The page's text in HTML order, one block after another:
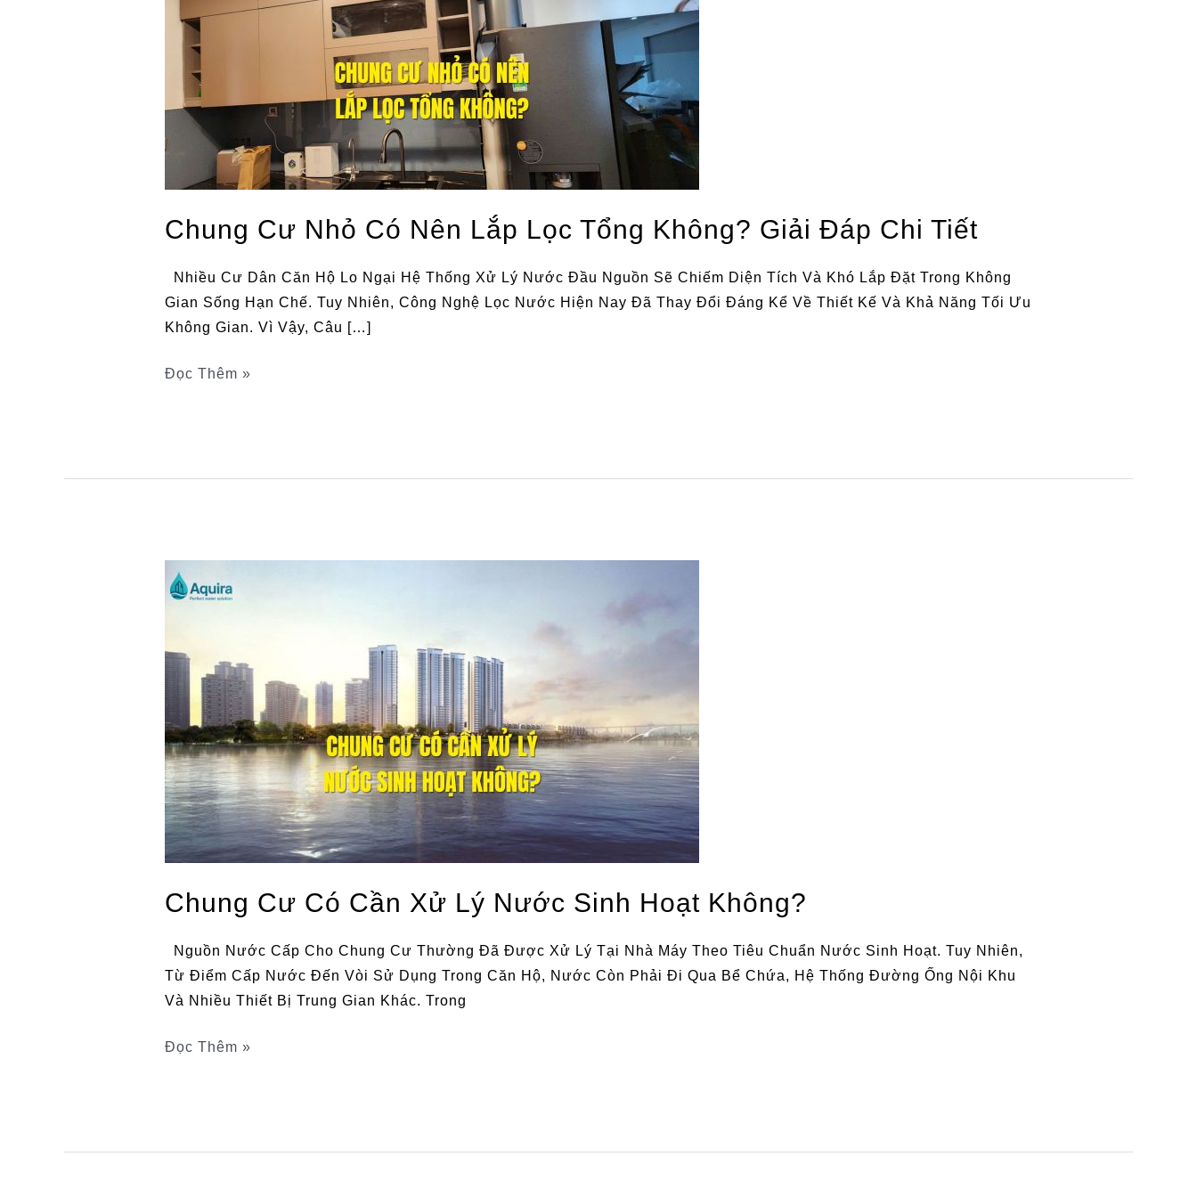
Chung Cư Nhỏ Có Nên Lắp Lọc Tổng Không? Giải Đáp Chi Tiết
Nhiều Cư Dân Căn Hộ Lo Ngại Hệ Thống Xử Lý Nước Đầu Nguồn Sẽ Chiếm Diện Tích Và Khó Lắp Đặt Trong Không
Gian Sống Hạn Chế. Tuy Nhiên, Công Nghệ Lọc Nước Hiện Nay Đã Thay Đổi Đáng Kể Về Thiết Kế Và Khả Năng Tối Ưu
Không Gian. Vì Vậy, Câu […]
Lắp
Tổng
Không?
Giải
Đáp
Đọc Thêm »
Chung Cư Có Cần Xử Lý Nước Sinh Hoạt Không?
Nguồn Nước Cấp Cho Chung Cư Thường Đã Được Xử Lý Tại Nhà Máy Theo Tiêu Chuẩn Nước Sinh Hoạt. Tuy Nhiên,
Từ Điểm Cấp Nước Đến Vòi Sử Dụng Trong Căn Hộ, Nước Còn Phải Đi Qua Bể Chứa, Hệ Thống Đường Ống Nội Khu
Và Nhiều Thiết Bị Trung Gian Khác. Trong
Chung
Cư
Xử
Nước
Sinh
Hoạt
Không?
Đọc Thêm »